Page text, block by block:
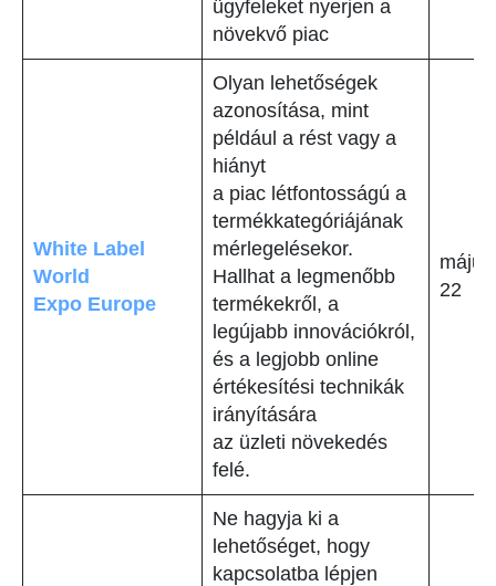
ügyfeleket nyerjen a
növekvő piac
White Label
World
Expo Europe
Olyan lehetőségek
azonosítása, mint
például a rést vagy a
hiányt
a piac létfontosságú a
termékkategóriájának
mérlegelésekor.
Hallhat a legmenőbb
termékekről, a
legújabb innovációkról,
és a legjobb online
értékesítési technikák
irányítására
az üzleti növekedés
felé.
22
Ne hagyja ki a
lehetőséget, hogy
kapcsolatba lépjen